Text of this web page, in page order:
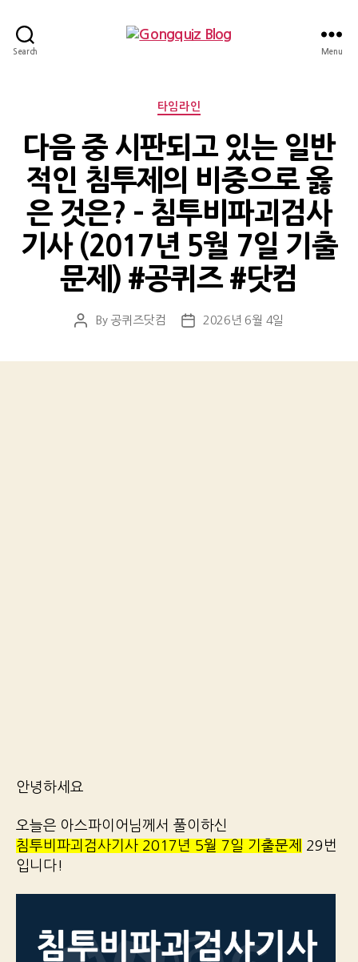
Search Menu
Categories
타임라인
다음 중 시판되고 있는 일반
적인 침투제의 비중으로 옳
은 것은? – 침투비파괴검사
기사 (2017년 5월 7일 기출
문제) #공퀴즈 #닷컴
PostBy 공퀴즈닷컴
Post2026년 6월 4일
안녕하세요
오늘은 아스파이어님께서 풀이하신
침투비파괴검사기사 2017년 5월 7일 기출문제
29번
입니다!